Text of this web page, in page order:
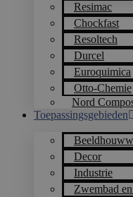
Resimac
Chockfast
Resoltech
Durcel
Euroquimica
Otto-Chemie
Nord
Toepassingsgebieden
Decor
Industrie
Zwembad